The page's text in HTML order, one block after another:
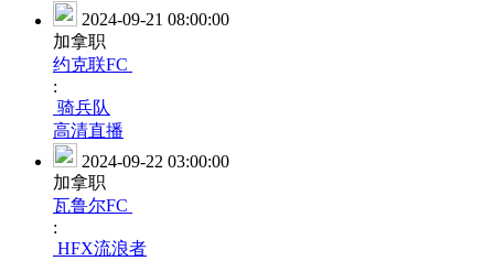
2024-09-21 08:00:00
加拿职
约克联FC
:
骑兵队
高清直播
2024-09-22 03:00:00
加拿职
瓦鲁尔FC
:
HFX流浪者